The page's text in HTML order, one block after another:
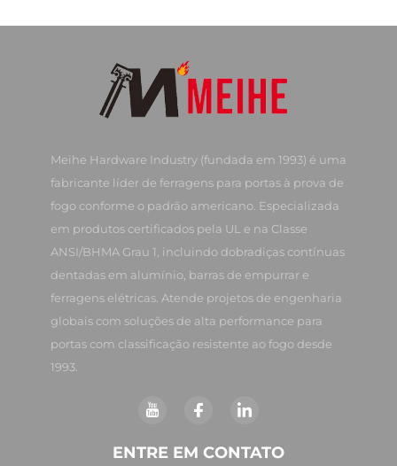
Meihe Hardware Industry (fundada em 1993) é uma
fabricante líder de ferragens para portas à prova de
fogo conforme o padrão americano. Especializada
em produtos certificados pela UL e na Classe
ANSI/BHMA Grau 1, incluindo dobradiças contínuas
dentadas em alumínio, barras de empurrar e
ferragens elétricas. Atende projetos de engenharia
globais com soluções de alta performance para
portas com classificação resistente ao fogo desde
1993.
ENTRE EM CONTATO